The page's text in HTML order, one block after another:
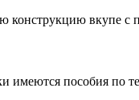
конструкцию вкупе
пособия по